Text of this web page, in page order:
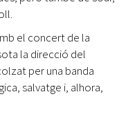
el concert de la
la direcció del
per una banda
salvatge i, alhora,